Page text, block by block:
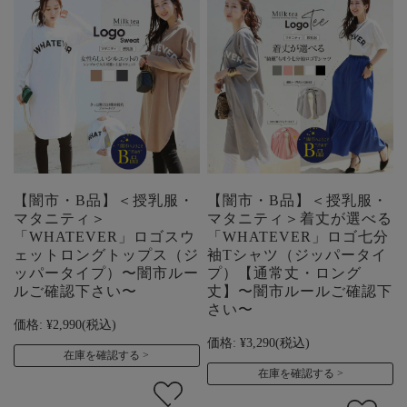
【闇市・B品】＜授乳服・
マタニティ＞
「WHATEVER」ロゴスウ
ェットロングトップス（ジ
ッパータイプ）〜闇市ルー
ルご確認下さい〜
価格: ¥2,990(税込)
在庫を確認する
【闇市・B品】＜授乳服・
マタニティ＞着丈が選べる
「WHATEVER」ロゴ七分
袖Tシャツ（ジッパータイ
プ）【通常丈・ロング
丈】〜闇市ルールご確認下
さい〜
価格: ¥3,290(税込)
在庫を確認する